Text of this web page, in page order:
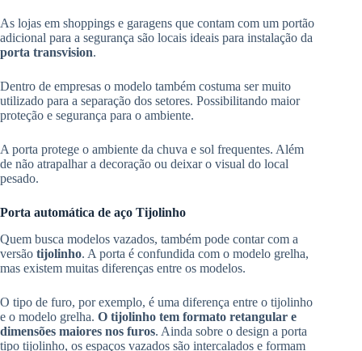
As lojas em shoppings e garagens que contam com um portão
adicional para a segurança são locais ideais para instalação da
porta transvision.
Dentro de empresas o modelo também costuma ser muito
utilizado para a separação dos setores. Possibilitando maior
proteção e segurança para o ambiente.
A porta protege o ambiente da chuva e sol frequentes. Além
de não atrapalhar a decoração ou deixar o visual do local
pesado.
Porta automática de aço Tijolinho
Quem busca modelos vazados, também pode contar com a
versão tijolinho. A porta é confundida com o modelo grelha,
mas existem muitas diferenças entre os modelos.
O tipo de furo, por exemplo, é uma diferença entre o tijolinho
e o modelo grelha. O tijolinho tem formato retangular e
dimensões maiores nos furos. Ainda sobre o design a porta
tipo tijolinho, os espaços vazados são intercalados e formam